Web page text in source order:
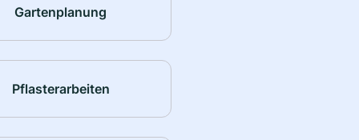
Gartenplanung
Pflasterarbeiten